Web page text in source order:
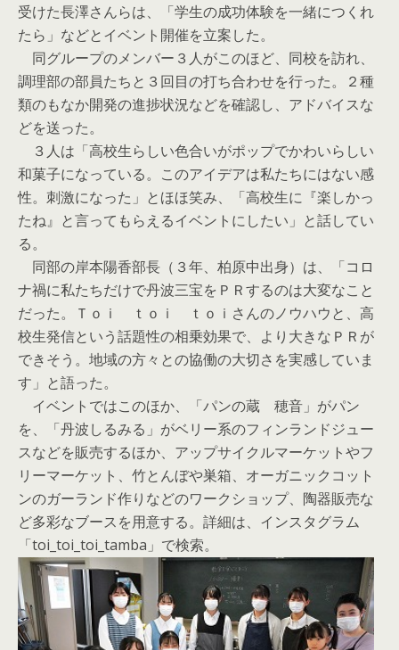
受けた長澤さんらは、「学生の成功体験を一緒につくれ
たら」などとイベント開催を立案した。
同グループのメンバー３人がこのほど、同校を訪れ、
調理部の部員たちと３回目の打ち合わせを行った。２種
類のもなか開発の進捗状況などを確認し、アドバイスな
どを送った。
３人は「高校生らしい色合いがポップでかわいらしい
和菓子になっている。このアイデアは私たちにはない感
性。刺激になった」とほほ笑み、「高校生に『楽しかっ
たね』と言ってもらえるイベントにしたい」と話してい
る。
同部の岸本陽香部長（３年、柏原中出身）は、「コロ
ナ禍に私たちだけで丹波三宝をＰＲするのは大変なこと
だった。Ｔｏｉ ｔｏｉ ｔｏｉさんのノウハウと、高
校生発信という話題性の相乗効果で、より大きなＰＲが
できそう。地域の方々との協働の大切さを実感していま
す」と語った。
イベントではこのほか、「パンの蔵 穂音」がパン
を、「丹波しるみる」がベリー系のフィンランドジュー
スなどを販売するほか、アップサイクルマーケットやフ
リーマーケット、竹とんぼや巣箱、オーガニックコット
ンのガーランド作りなどのワークショップ、陶器販売な
ど多彩なブースを用意する。詳細は、インスタグラム
「toi_toi_toi_tamba」で検索。